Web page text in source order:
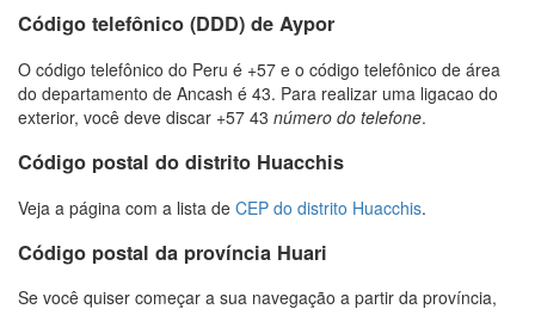
Código telefônico (DDD) de Aypor
O código telefônico do Peru é +57 e o código telefônico de área
do departamento de Ancash é 43. Para realizar uma ligacao do
exterior, você deve discar +57 43 número do telefone.
Código postal do distrito Huacchis
Veja a página com a lista de CEP do distrito Huacchis.
Código postal da província Huari
Se você quiser começar a sua navegação a partir da província,